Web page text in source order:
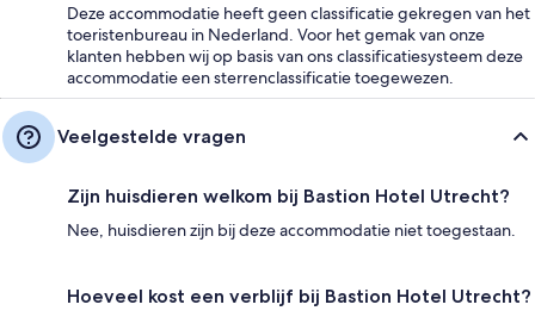
Deze accommodatie heeft geen classificatie gekregen van het
toeristenbureau in Nederland. Voor het gemak van onze
klanten hebben wij op basis van ons classificatiesysteem deze
accommodatie een sterrenclassificatie toegewezen.
Veelgestelde vragen
Zijn huisdieren welkom bij Bastion Hotel Utrecht?
Nee, huisdieren zijn bij deze accommodatie niet toegestaan.
Hoeveel kost een verblijf bij Bastion Hotel Utrecht?